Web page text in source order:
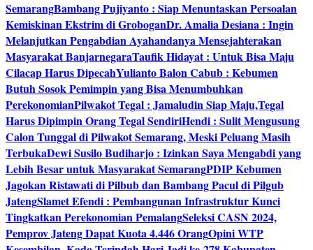
SemarangBambang Pujiyanto : Siap Menuntaskan Persoalan
Kemiskinan Ekstrim di GroboganDr. Amalia Desiana : Ingin
Melanjutkan Pengabdian Ayahandanya Mensejahterakan
Masyarakat BanjarnegaraTaufik Hidayat : Untuk Bisa Maju
Cilacap Harus DipecahYulianto Balon Cabub : Kebumen
Butuh Sosok Pemimpin yang Bisa Menumbuhkan
PerekonomianPilwakot Tegal : Jamaludin Siap Maju,Tegal
Harus Dipimpin Orang Tegal SendiriHendi : Sulit Mengusung
Calon Tunggal di Pilwakot Semarang, Meski Peluang Masih
TerbukaDewi Susilo Budiharjo : Izinkan Saya Mengabdi yang
Lebih Besar untuk Masyarakat SemarangPDIP Kebumen
Jagokan Ristawati di Pilbub dan Bambang Pacul di Pilgub
JatengSlamet Efendi : Pembangunan Infrastruktur Kunci
Tingkatkan Perekonomian PemalangSeleksi CASN 2024,
Pemprov Jateng Dapat Kuota 4.446 OrangOpini WTP